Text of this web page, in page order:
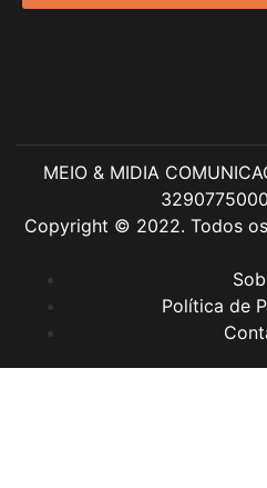
MEIO & MIDIA
Copyright © 2022. Todos
Política de